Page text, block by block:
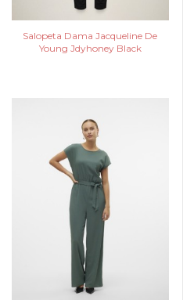
Salopeta Dama Jacqueline De
Young Jdyhoney Black